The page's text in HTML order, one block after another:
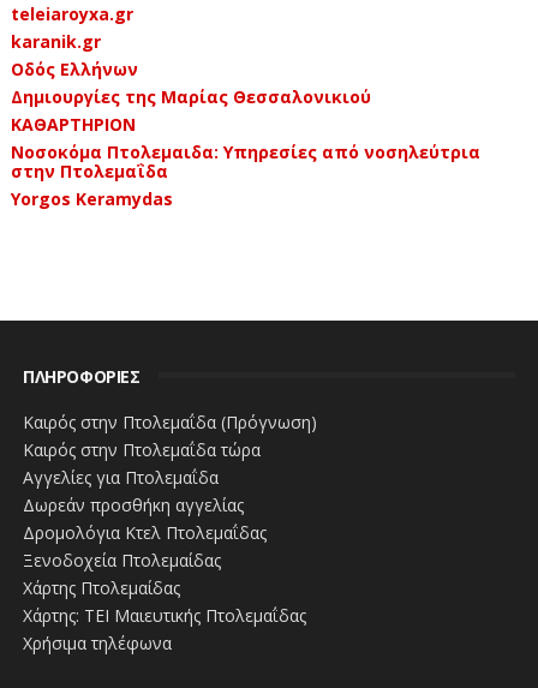
teleiaroyxa.gr
karanik.gr
Οδός Ελλήνων
Δημιουργίες της Μαρίας Θεσσαλονικιού
ΚΑΘΑΡΤΗΡΙΟΝ
Νοσοκόμα Πτολεμαιδα: Υπηρεσίες από νοσηλεύτρια
στην Πτολεμαΐδα
Yorgos Keramydas
ΠΛΗΡΟΦΟΡΙΕΣ
Καιρός στην Πτολεμαΐδα (Πρόγνωση)
Καιρός στην Πτολεμαΐδα τώρα
Αγγελίες για Πτολεμαΐδα
Δωρεάν προσθήκη αγγελίας
Δρομολόγια Κτελ Πτολεμαΐδας
Ξενοδοχεία Πτολεμαίδας
Χάρτης Πτολεμαίδας
Χάρτης: ΤΕΙ Μαιευτικής Πτολεμαΐδας
Χρήσιμα τηλέφωνα